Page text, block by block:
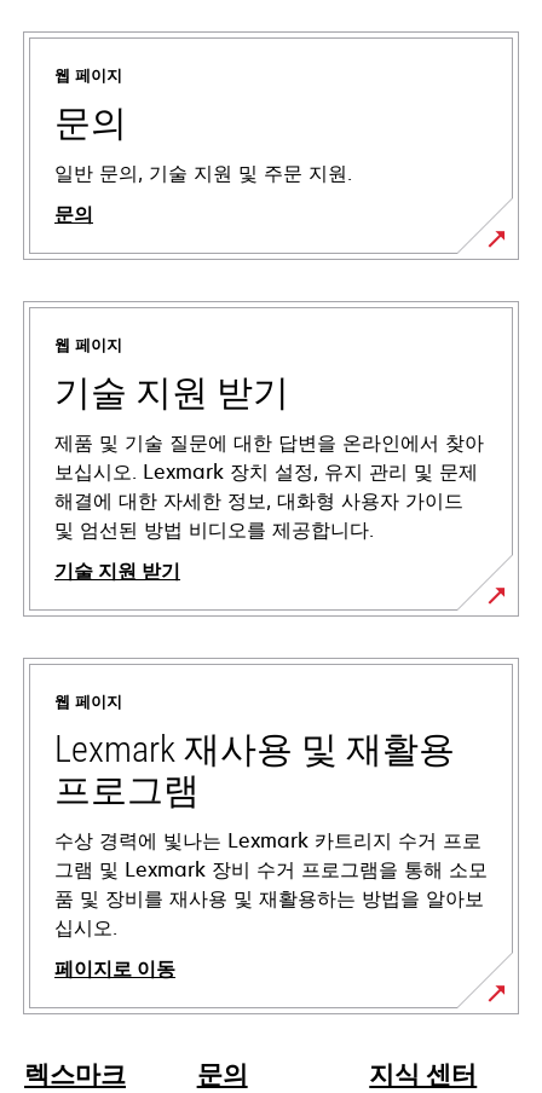
웹 페이지
문의
일반 문의, 기술 지원 및 주문 지원.
문의
웹 페이지
기술 지원 받기
제품 및 기술 질문에 대한 답변을 온라인에서 찾아
보십시오. Lexmark 장치 설정, 유지 관리 및 문제
해결에 대한 자세한 정보, 대화형 사용자 가이드
및 엄선된 방법 비디오를 제공합니다.
기술 지원 받기
새
탭
웹 페이지
Lexmark 재사용 및 재활용
프로그램
수상 경력에 빛나는 Lexmark 카트리지 수거 프로
그램 및 Lexmark 장비 수거 프로그램을 통해 소모
품 및 장비를 재사용 및 재활용하는 방법을 알아보
십시오.
페이지로 이동
렉스마크 문의 지식 센터